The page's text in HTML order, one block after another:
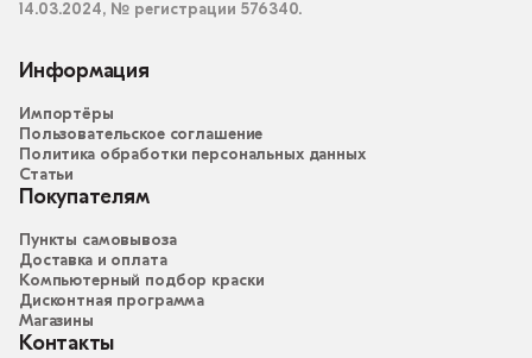
14.03.2024, № регистрации 576340.
Информация
Импортёры
Пользовательское соглашение
Политика обработки персональных данных
Статьи
Покупателям
Пункты самовывоза
Доставка и оплата
Компьютерный подбор краски
Дисконтная программа
Магазины
Контакты